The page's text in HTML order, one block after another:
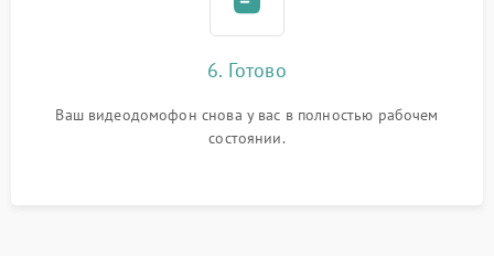
6. Готово
Ваш видеодомофон снова у вас в полностью рабочем
состоянии.